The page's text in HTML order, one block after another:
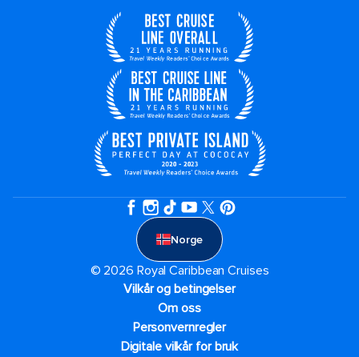
Norge
© 2026 Royal Caribbean Cruises
Vilkår og betingelser
Om oss
Personvernregler
Digitale vilkår for bruk